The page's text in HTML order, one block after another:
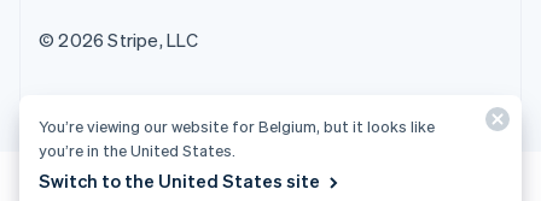
© 2026 Stripe, LLC
You’re viewing our website for Belgium, but it looks like
you’re in the United States.
Switch to the United States site